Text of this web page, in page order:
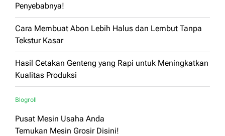
Penyebabnya!
Cara Membuat Abon Lebih Halus dan Lembut Tanpa
Tekstur Kasar
Hasil Cetakan Genteng yang Rapi untuk Meningkatkan
Kualitas Produksi
Blogroll
Pusat Mesin Usaha Anda
Temukan Mesin Grosir Disini!